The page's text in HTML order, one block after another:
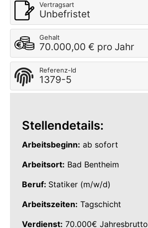
Vertragsart
Unbefristet
Gehalt
70.000,00 € pro Jahr
Referenz-Id
1379-5
Stellendetails:
Arbeitsbeginn: ab sofort
Arbeitsort: Bad Bentheim
Beruf: Statiker (m/w/d)
Arbeitszeiten: Tagschicht
Verdienst: 70.000€